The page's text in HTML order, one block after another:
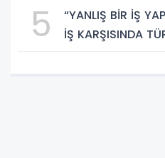
5
“YANLIŞ BİR İŞ
İŞ KARŞISINDA